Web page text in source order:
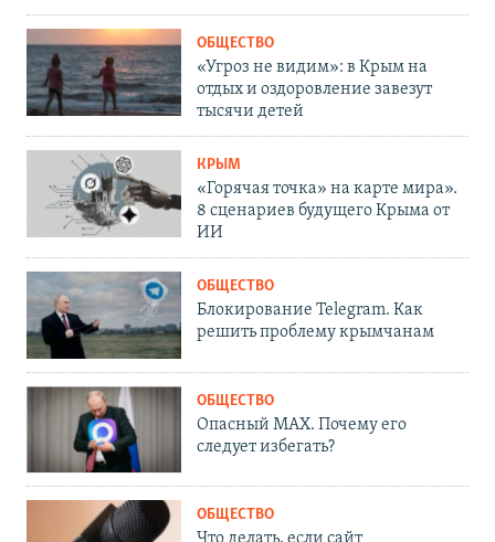
ОБЩЕСТВО
«Угроз не видим»: в Крым на
отдых и оздоровление завезут
тысячи детей
КРЫМ
«Горячая точка» на карте мира».
8 сценариев будущего Крыма от
ИИ
ОБЩЕСТВО
Блокирование Telegram. Как
решить проблему крымчанам
ОБЩЕСТВО
Опасный MAX. Почему его
следует избегать?
ОБЩЕСТВО